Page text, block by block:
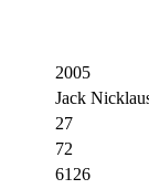
2005
Jack
27
72
6126